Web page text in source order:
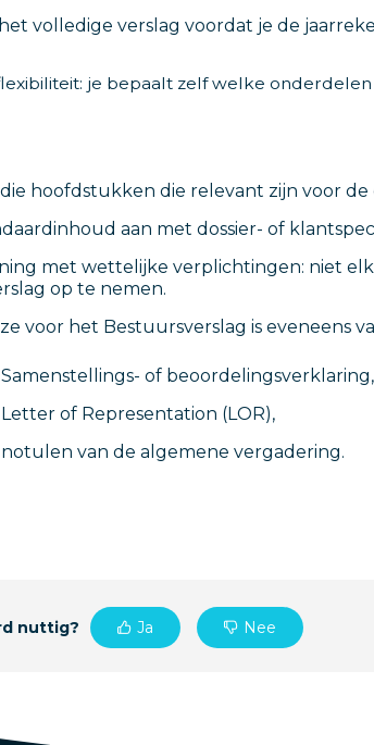
volledige verslag voordat je de
je bepaalt zelf welke
die hoofdstukken die relevant zijn voor
aan met dossier- of
met wettelijke verplichtingen: niet
op te nemen.
voor het Bestuursverslag is eveneens
of beoordelingsverklaring,
of Representation (LOR),
van de algemene vergadering.
nuttig? Ja Nee